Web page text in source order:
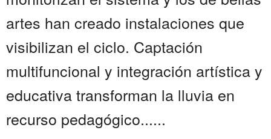
artes han creado instalaciones que
visibilizan el ciclo. Captación
multifuncional y integración artística y
educativa transforman la lluvia en
recurso pedagógico......